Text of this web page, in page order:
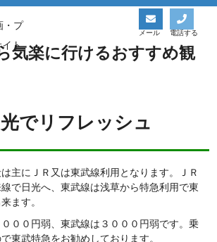
メール 電話する
おすすめ観光地
気楽に行けるおすすめ観
光でリフレッシュ
主にＪＲ又は東武線利用となります。ＪＲ
で日光へ、東武線は浅草から特急利用で東
ます。
０００円弱、東武線は３０００円弱です。乗
東武特急をお勧めしております。